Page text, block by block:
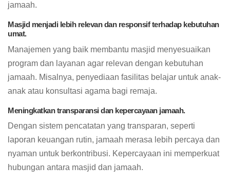
jamaah.
Masjid menjadi lebih relevan dan responsif terhadap kebutuhan
umat.
Manajemen yang baik membantu masjid menyesuaikan
program dan layanan agar relevan dengan kebutuhan
jamaah. Misalnya, penyediaan fasilitas belajar untuk anak-
anak atau konsultasi agama bagi remaja.
Meningkatkan transparansi dan kepercayaan jamaah.
Dengan sistem pencatatan yang transparan, seperti
laporan keuangan rutin, jamaah merasa lebih percaya dan
nyaman untuk berkontribusi. Kepercayaan ini memperkuat
hubungan antara masjid dan jamaah.